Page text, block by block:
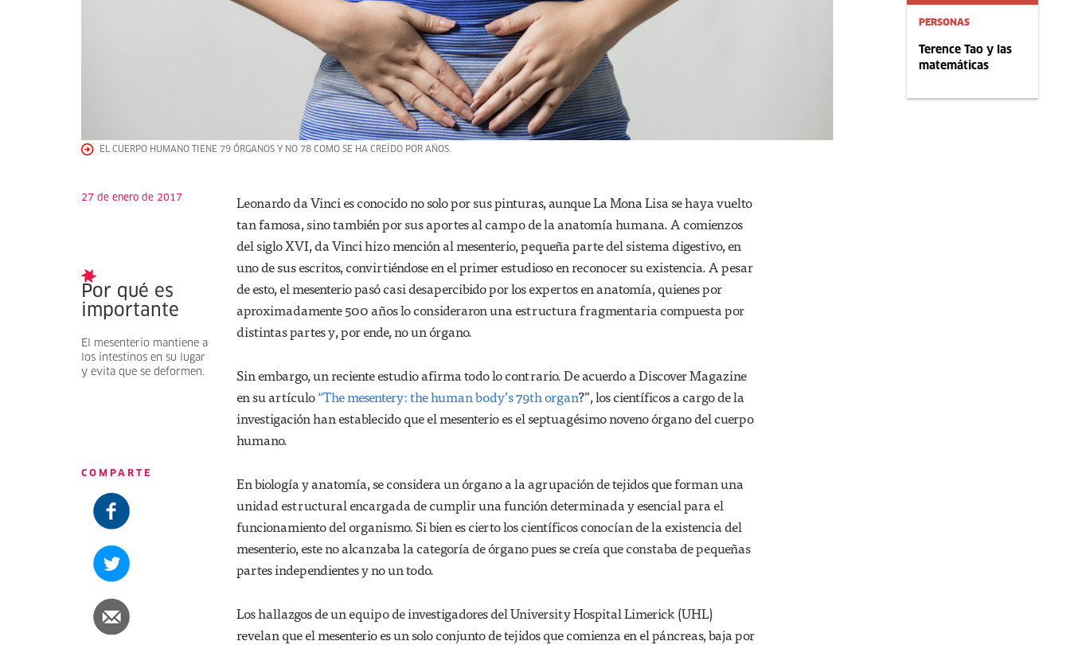
PERSONAS
Terence Tao y las
matemáticas
EL CUERPO HUMANO TIENE 79 ÓRGANOS Y NO 78 COMO SE HA CREÍDO POR AÑOS.
27 de enero de 2017
Por qué es
importante
El mesenterio mantiene a
los intestinos en su lugar
y evita que se deformen.
COMPARTE
Leonardo da Vinci es conocido no solo por sus pinturas, aunque La Mona Lisa se haya vuelto
tan famosa, sino también por sus aportes al campo de la anatomía humana. A comienzos
del siglo XVI, da Vinci hizo mención al mesenterio, pequeña parte del sistema digestivo, en
uno de sus escritos, convirtiéndose en el primer estudioso en reconocer su existencia. A pesar
de esto, el mesenterio pasó casi desapercibido por los expertos en anatomía, quienes por
aproximadamente 500 años lo consideraron una estructura fragmentaria compuesta por
distintas partes y, por ende, no un órgano.
Sin embargo, un reciente estudio afirma todo lo contrario. De acuerdo a Discover Magazine
en su artículo“The mesentery: the human body’s 79th organ?”, los científicos a cargo de la
investigación han establecido que el mesenterio es el septuagésimo noveno órgano del cuerpo
humano.
En biología y anatomía, se considera un órgano a la agrupación de tejidos que forman una
unidad estructural encargada de cumplir una función determinada y esencial para el
funcionamiento del organismo. Si bien es cierto los científicos conocían de la existencia del
mesenterio, este no alcanzaba la categoría de órgano pues se creía que constaba de pequeñas
partes independientes y no un todo.
Los hallazgos de un equipo de investigadores del University Hospital Limerick (UHL)
revelan que el mesenterio es un solo conjunto de tejidos que comienza en el páncreas, baja por